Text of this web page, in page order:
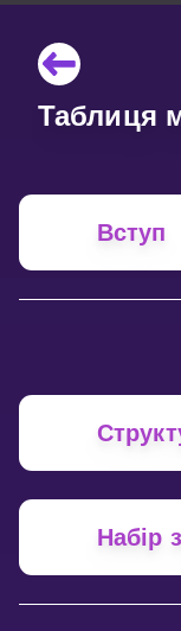
Таблиця
Вступ
Набір